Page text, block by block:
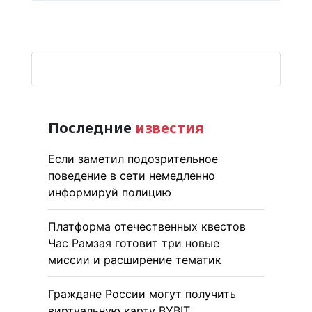
Последние известия
Если заметил подозрительное
поведение в сети немедленно
информируй полицию
Платформа отечественных квестов
Час Рамзая готовит три новые
миссии и расширение тематик
Граждане России могут получить